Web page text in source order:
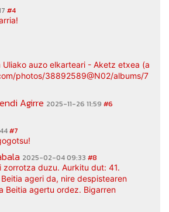
#4
Uliako auzo elkarteari - Aketz etxea
photos/38892589@N02/albums/
Agirre 2025-11-26 11:59 #6
#7
2025-02-04 09:33 #8
zorrotza duzu. Aurkitu dut: 41.
ageri da, nire despistearen
Beitia agertu ordez. Bigarren